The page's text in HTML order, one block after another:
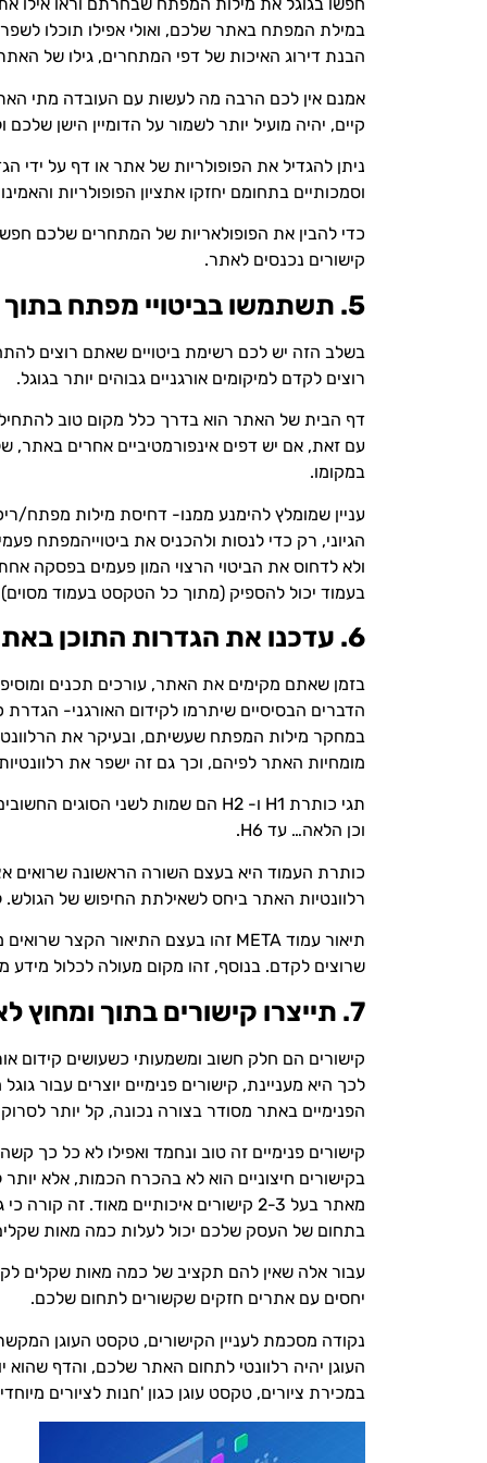
חפשו בגוגל את מילות המפתח שבחרתם וראו אילו
במילת המפתח באתר שלכם, ואולי אפילו תוכלו
הבנת דירוג האיכות של דפי המתחרים, גילו של
אמנם אין לכם הרבה מה לעשות עם העובדה מתי
קיים, יהיה מועיל יותר לשמור על הדומיין הישן
ניתן להגדיל את הפופולריות של אתר או דף על
וסמכותיים בתחומם יחזקו אתציון הפופולריות
כדי להבין את הפופולאריות של המתחרים שלכם
קישורים נכנסים לאתר.
5. תשתמשו בביטויי מפתח בתוך האתר שלכם
בשלב הזה יש לכם רשימת ביטויים שאתם רוצים
רוצים לקדם למיקומים אורגניים גבוהים יותר בגוגל.
דף הבית של האתר הוא בדרך כלל מקום טוב
עם זאת, אם יש דפים אינפורמטיביים אחרים באתר,
במקומו.
עניין שמומלץ להימנע ממנו- דחיסת מילות
הגיוני, רק כדי לנסות ולהכניס את
בעמוד יכול להספיק (מתוך כל הטקסט בעמוד
6. עדכנו את הגדרות התוכן באתר
בזמן שאתם מקימים את האתר, עורכים תכנים
במחקר מילות המפתח שעשיתם, ובעיקר את
מומחיות האתר לפיהם, וכך גם זה ישפר את
וכן הלאה… עד H6.
כותרת העמוד היא בעצם השורה הראשונה שרואים
רלוונטיות האתר ביחס לשאילתת החיפוש של הגולש.
שרוצים לקדם. בנוסף, זהו מקום מעולה לכלול מידע
7. תייצרו קישורים בתוך ומחוץ
קישורים הם חלק חשוב ומשמעותי כשעושים קידום
לכך היא מעניינת, קישורים פנימיים יוצרים עבור
הפנימיים באתר מסודר בצורה נכונה, קל יותר
קישורים פנימיים זה טוב ונחמד ואפילו לא כל כך
מאתר בעל 2-3 קישורים איכותיים
בתחום של העסק שלכם יכול לעלות כמה מאות
עבור אלה שאין להם תקציב של כמה מאות שקלים
יחסים עם אתרים חזקים שקשורים לתחום שלכם.
נקודה מסכמת לעניין הקישורים, טקסט העוגן
העוגן יהיה רלוונטי לתחום האתר שלכם, והדף
במכירת ציורים, טקסט עוגן כגון 'חנות לציורים